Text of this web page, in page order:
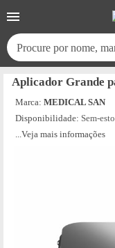
Procure por nome,
Aplicador Grande
Marca: MEDICAL SAN
Disponibilidade: Sem-
...Veja mais informações